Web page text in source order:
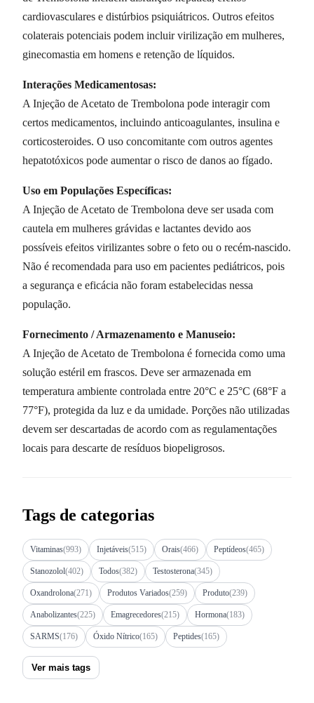
cardiovasculares e distúrbios psiquiátricos. Outros efeitos
colaterais potenciais podem incluir virilização em mulheres,
ginecomastia em homens e retenção de líquidos.
Interações Medicamentosas:
A Injeção de Acetato de Trembolona pode interagir com
certos medicamentos, incluindo anticoagulantes, insulina e
corticosteroides. O uso concomitante com outros agentes
hepatotóxicos pode aumentar o risco de danos ao fígado.
Uso em Populações Específicas:
A Injeção de Acetato de Trembolona deve ser usada com
cautela em mulheres grávidas e lactantes devido aos
possíveis efeitos virilizantes sobre o feto ou o recém-nascido.
Não é recomendada para uso em pacientes pediátricos, pois
a segurança e eficácia não foram estabelecidas nessa
população.
Fornecimento / Armazenamento e Manuseio:
A Injeção de Acetato de Trembolona é fornecida como uma
solução estéril em frascos. Deve ser armazenada em
temperatura ambiente controlada entre 20°C e 25°C (68°F a
77°F), protegida da luz e da umidade. Porções não utilizadas
devem ser descartadas de acordo com as regulamentações
locais para descarte de resíduos biopeligrosos.
Tags de categorias
Vitaminas(993) Injetáveis(515) Orais(466) Peptídeos(465)
Stanozolol(402) Todos(382) Testosterona(345)
Oxandrolona(271) Produtos Variados(259) Produto(239)
Anabolizantes(225) Emagrecedores(215) Hormona(183)
SARMS(176) Óxido Nítrico(165) Peptides(165)
Ver mais tags